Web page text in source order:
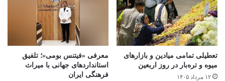
تعطیلی تمامی میادین و بازارهای
میوه و تره‌بار در روز اربعین
۱۲ مرداد ۱۴۰۵
معرفی «فیتنس بومی»؛ تلفیق
استانداردهای جهانی با میراث
فرهنگی ایران